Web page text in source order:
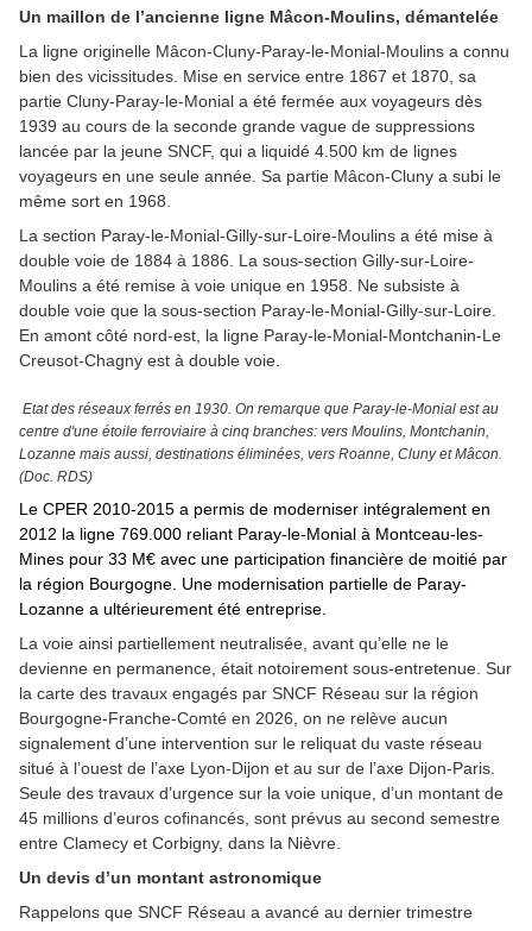
Un maillon de l’ancienne ligne Mâcon-Moulins, démantelée
La ligne originelle Mâcon-Cluny-Paray-le-Monial-Moulins a connu
bien des vicissitudes. Mise en service entre 1867 et 1870, sa
partie Cluny-Paray-le-Monial a été fermée aux voyageurs dès
1939 au cours de la seconde grande vague de suppressions
lancée par la jeune SNCF, qui a liquidé 4.500 km de lignes
voyageurs en une seule année. Sa partie Mâcon-Cluny a subi le
même sort en 1968.
La section Paray-le-Monial-Gilly-sur-Loire-Moulins a été mise à
double voie de 1884 à 1886. La sous-section Gilly-sur-Loire-
Moulins a été remise à voie unique en 1958. Ne subsiste à
double voie que la sous-section Paray-le-Monial-Gilly-sur-Loire.
En amont côté nord-est, la ligne Paray-le-Monial-Montchanin-Le
Creusot-Chagny est à double voie.
Etat des réseaux ferrés en 1930. On remarque que Paray-le-Monial est au
centre d'une étoile ferroviaire à cinq branches: vers Moulins, Montchanin,
Lozanne mais aussi, destinations éliminées, vers Roanne, Cluny et Mâcon.
(Doc. RDS)
Le CPER 2010-2015 a permis de moderniser intégralement en
2012 la ligne 769.000 reliant Paray-le-Monial à Montceau-les-
Mines pour 33 M€ avec une participation financière de moitié par
la région Bourgogne Une modernisation partielle de Paray-
Lozanne a ultérieurement été entreprise.
La voie ainsi partiellement neutralisée, avant qu’elle ne le
devienne en permanence, était notoirement sous-entretenue. Sur
la carte des travaux engagés par SNCF Réseau sur la région
Bourgogne-Franche-Comté en 2026, on ne relève aucun
signalement d’une intervention sur le reliquat du vaste réseau
situé à l’ouest de l’axe Lyon-Dijon et au sur de l’axe Dijon-Paris.
Seule des travaux d’urgence sur la voie unique, d’un montant de
45 millions d’euros cofinancés, sont prévus au second semestre
entre Clamecy et Corbigny, dans la Nièvre.
Un devis d’un montant astronomique
Rappelons que SNCF Réseau a avancé au dernier trimestre